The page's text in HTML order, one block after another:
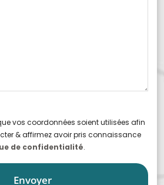
vos coordonnées soient utilisées afin
& affirmez avoir pris connaissance
de confidentialité.